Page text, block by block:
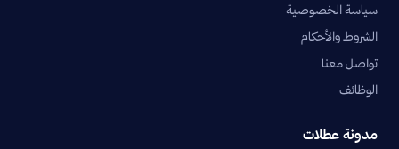
سياسة الخصوصية
الشروط والأحكام
تواصل معنا
الوظائف
مدونة عطلات